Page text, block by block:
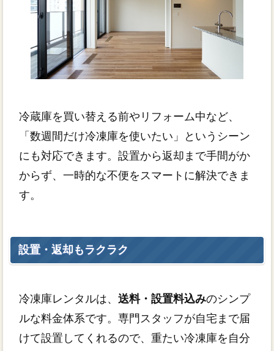
冷蔵庫を買い替える前やリフォーム中など、
「数週間だけ冷凍庫を使いたい」というシーン
にも対応できます。設置から返却まで手間がか
からず、一時的な不便をスマートに解決できま
す。
設置・返却もラクラク
冷凍庫レンタルは、 送料・設置料込みのシンプ
ルな料金体系です。専門スタッフが自宅まで届
けて設置してくれるので、重たい冷凍庫を自分